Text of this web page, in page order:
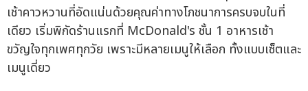
เช้าคาวหวานที่อัดแน่นด้วยคุณค่าทางโภชนาการครบจบในที่
เดียว เริ่มพิกัดร้านแรกที่ McDonald's ชั้น 1 อาหารเช้า
ขวัญใจทุกเพศทุกวัย เพราะมีหลายเมนูให้เลือก ทั้งแบบเซ็ตและ
เมนูเดี่ยว